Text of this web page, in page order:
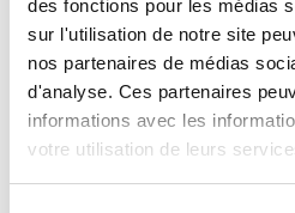
des fonctions pour les médias
sur l'utilisation de notre site
nos partenaires de médias
d'analyse. Ces partenaires
informations avec les
votre utilisation de leurs
DN160 abluft filter/